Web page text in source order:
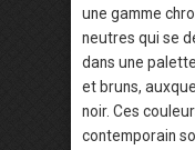
une gamme
neutres qui se
dans une
et bruns,
noir. Ces
contemporain